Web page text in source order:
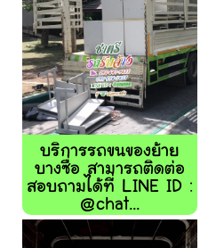
บริการรถขนของย้าย
บางซื่อ สามารถติดต่อ
สอบถามได้ที่ LINE ID :
@chat...